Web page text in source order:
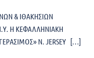
& ΙΘΑΚΗΣΙΩΝ
Η ΚΕΦΑΛΛΗΝΙΑΚΗ
Ν. JERSEY […]